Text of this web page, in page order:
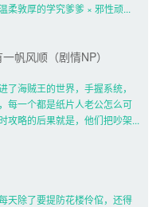
柔敦厚的学究爹爹 × 邪性顽...
帆风顺（剧情NP）
了海贼王的世界，手握系统，
每一个都是纸片人老公怎么可
攻略的后果就是，他们把吵架...
天除了要提防花楼伶倌，还得